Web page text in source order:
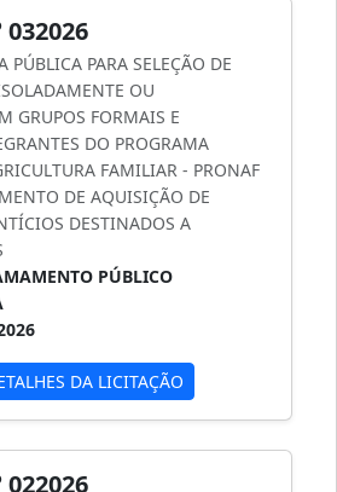
PARA SELEÇÃO DE
OU
GRUPOS FORMAIS E
DO PROGRAMA
FAMILIAR - PRONAF
DE AQUISIÇÃO DE
DESTINADOS A
PÚBLICO
DA LICITAÇÃO